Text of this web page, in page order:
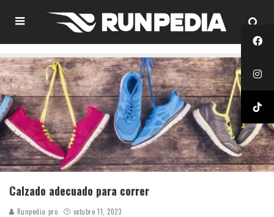
Calzado adecuado para correr
Runpedia pro octubre 11, 2023